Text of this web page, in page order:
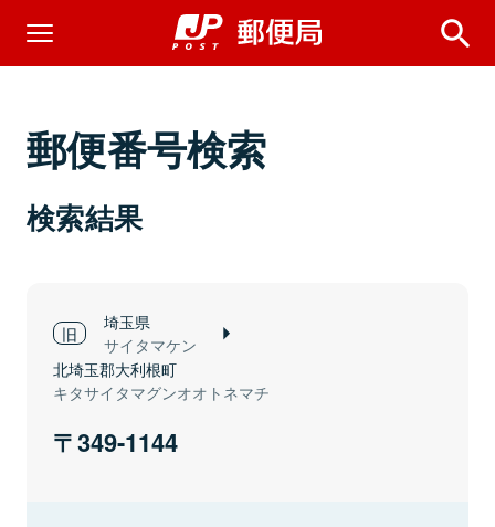
郵便番号検索
検索結果
埼玉県
サイタマケン
北埼玉郡大利根町
キタサイタマグンオオトネマチ
349-1144